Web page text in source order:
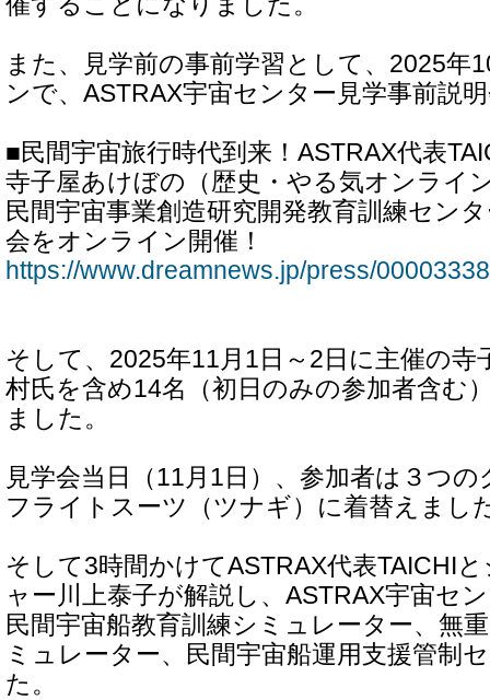
また、見学前の事前学習として、2025年
ンで、ASTRAX宇宙センター見学事前説
■民間宇宙旅行時代到来！ASTRAX代表
寺子屋あけぼの（歴史・やる気オンライ
民間宇宙事業創造研究開発教育訓練セン
会をオンライン開催！
https://www.dreamnews.jp/press/
そして、2025年11月1日～2日に主催の寺
村氏を含め14名（初日のみの参加者含む
ました。
見学会当日（11月1日）、参加者は３つ
フライトスーツ（ツナギ）に着替えまし
そして3時間かけてASTRAX代表TAICHI
ャー川上泰子が解説し、ASTRAX宇宙セ
民間宇宙船教育訓練シミュレーター、無
ミュレーター、民間宇宙船運用支援管制
た。